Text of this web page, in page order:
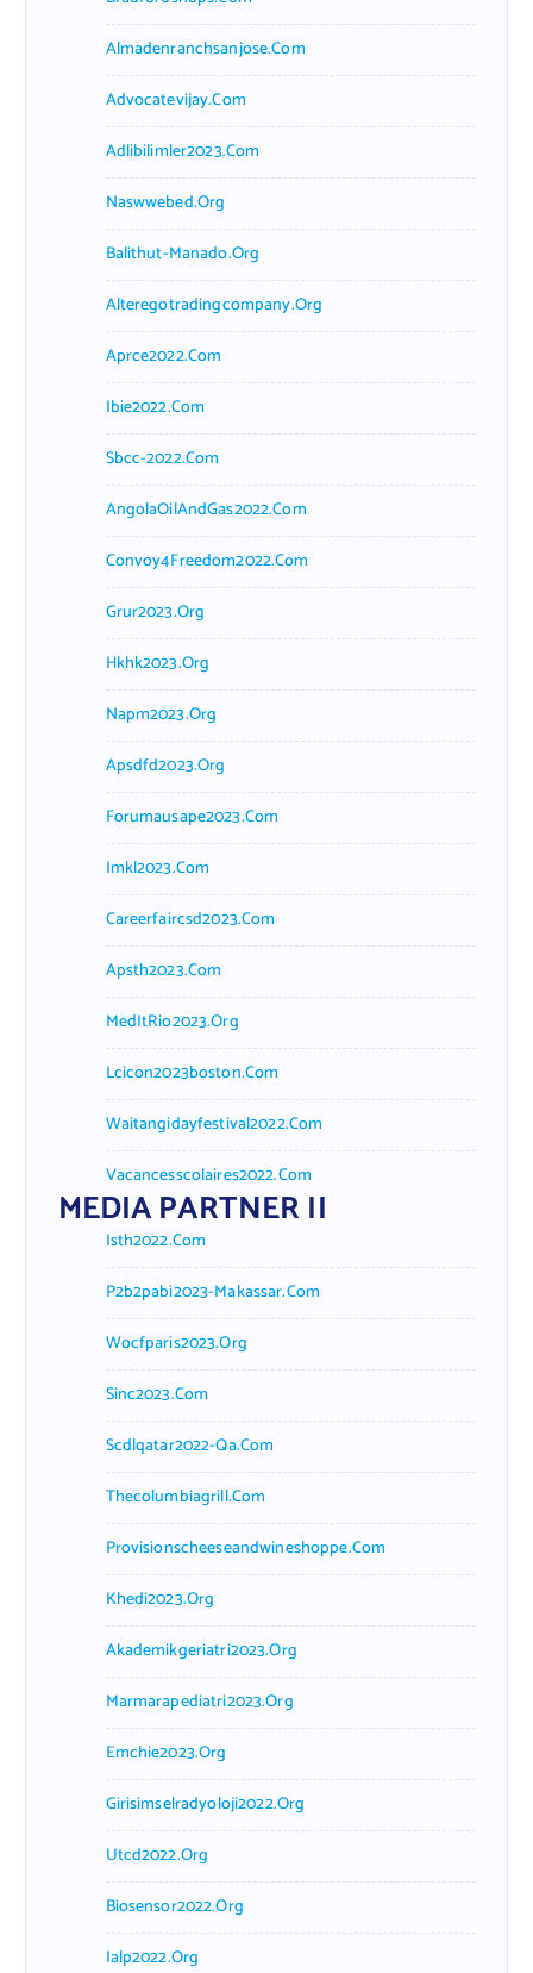
Almadenranchsanjose.com
Advocatevijay.com
Adlibilimler2023.com
Naswwebed.org
Balithut-Manado.org
Alteregotradingcompany.org
Aprce2022.com
Ibie2022.com
Sbcc-2022.com
AngolaOilAndGas2022.com
Convoy4Freedom2022.com
Grur2023.org
Hkhk2023.org
Napm2023.org
Apsdfd2023.org
Forumausape2023.com
Imkl2023.com
Careerfaircsd2023.com
Apsth2023.com
MedItRio2023.org
Lcicon2023boston.com
Waitangidayfestival2022.com
Vacancesscolaires2022.com
MEDIA PARTNER II
Isth2022.com
P2b2pabi2023-Makassar.com
Wocfparis2023.org
Sinc2023.com
Scdlqatar2022-Qa.com
Thecolumbiagrill.com
Provisionscheeseandwineshoppe.com
Khedi2023.org
Akademikgeriatri2023.org
Marmarapediatri2023.org
Emchie2023.org
Girisimselradyoloji2022.org
Utcd2022.org
Biosensor2022.org
Ialp2022.org